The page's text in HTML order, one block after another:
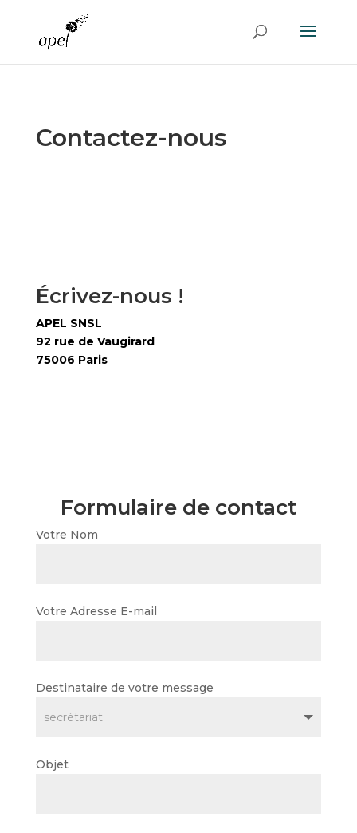
Contactez-nous
Écrivez-nous !
APEL SNSL
92 rue de Vaugirard
75006 Paris
Formulaire de contact
Votre Nom
Votre Adresse E-mail
Destinataire de votre message
Objet